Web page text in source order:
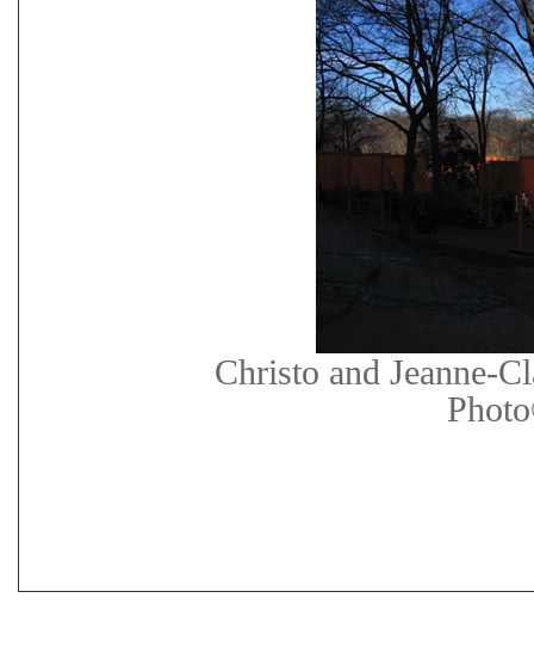
Christo and Jeanne-